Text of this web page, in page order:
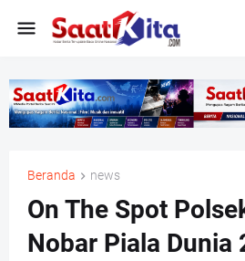
Beranda news
On The Spot
Nobar Piala Dunia